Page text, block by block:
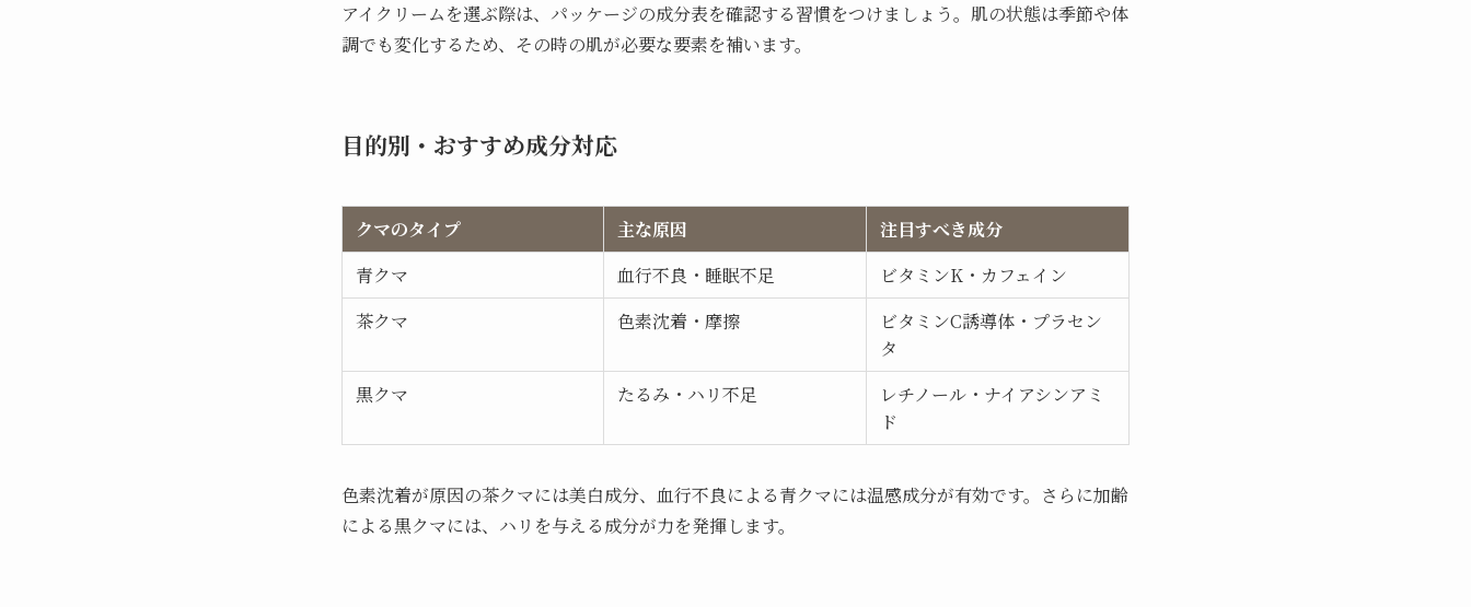
アイクリームを選ぶ際は、パッケージの成分表を確認する習慣をつけましょう。肌の状態は季節や体
調でも変化するため、その時の肌が必要な要素を補います。
目的別・おすすめ成分対応
クマのタイプ 主な原因
注目すべき成分
青クマ
血行不良・睡眠不足
ビタミンK・カフェイン
茶クマ
色素沈着・摩擦
ビタミンC誘導体・プラセン
タ
黒クマ
たるみ・ハリ不足
レチノール・ナイアシンアミ
ド
色素沈着が原因の茶クマには美白成分、血行不良による青クマには温感成分が有効です。さらに加齢
による黒クマには、ハリを与える成分が力を発揮します。